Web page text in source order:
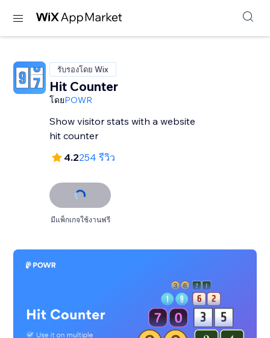
รับรองโดย Wix
Hit Counter
โดยPOWR
Show visitor stats with a website
hit counter
4.2254 รีวิว
มีแพ็กเกจใช้งานฟรี